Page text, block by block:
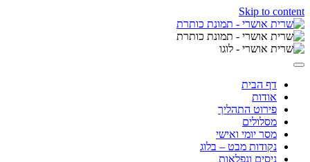
Skip to content
דף הבית
אודות
פירוט התהליך
מסלולים
מסר יומי ואישי
נקודות מבט – בלוג
ניסים ונפלאות